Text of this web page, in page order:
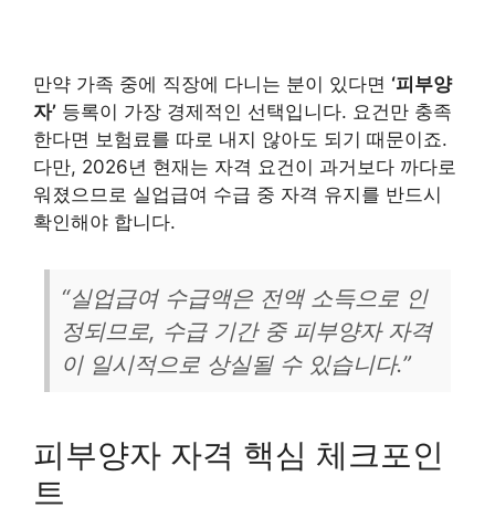
만약 가족 중에 직장에 다니는 분이 있다면 ‘피부양
자’ 등록이 가장 경제적인 선택입니다. 요건만 충족
한다면 보험료를 따로 내지 않아도 되기 때문이죠.
다만, 2026년 현재는 자격 요건이 과거보다 까다로
워졌으므로 실업급여 수급 중 자격 유지를 반드시
확인해야 합니다.
“실업급여 수급액은 전액 소득으로 인
정되므로, 수급 기간 중 피부양자 자격
이 일시적으로 상실될 수 있습니다.”
피부양자 자격 핵심 체크포인
트